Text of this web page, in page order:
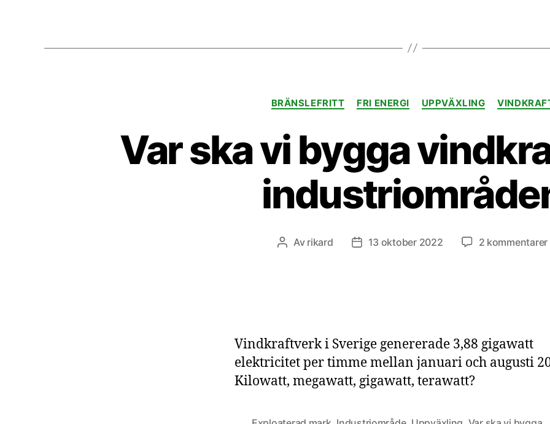
Kategorier
BRÄNSLEFRITT FRI ENERGI UPPVÄXLING
Var ska vi bygga
Inläggsförfattare
Av rikard Inläggsdatum
13 oktober 2022 2 kommentarer
Vindkraftverk i Sverige genererade 3,88 gigawatt
elektricitet per timme mellan januari och augusti
Kilowatt, megawatt, gigawatt, terawatt?